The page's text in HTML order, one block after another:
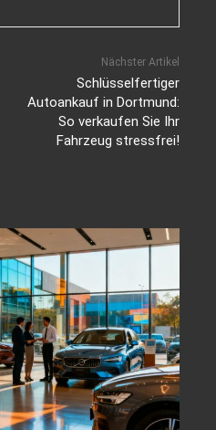
Nächster Artikel
Schlüsselfertiger
Autoankauf in Dortmund:
So verkaufen Sie Ihr
Fahrzeug stressfrei!